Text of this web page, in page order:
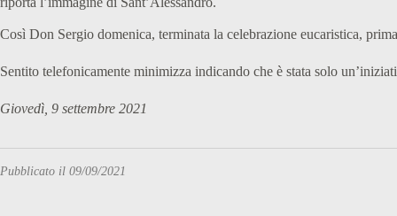
Così Don Sergio domenica, terminata la celebrazione eucaristica,
Sentito telefonicamente minimizza indicando che è stata solo
Giovedì, 9 settembre 2021
Pubblicato il 09/09/2021